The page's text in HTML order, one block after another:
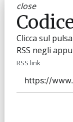
close
Clicca sul
RSS negli
RSS link